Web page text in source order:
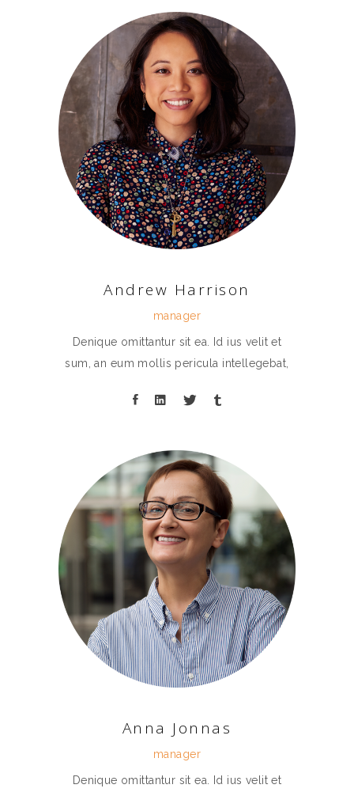
Andrew Harrison
manager
Denique omittantur sit ea. Id ius velit et
sum, an eum mollis pericula intellegebat,
Anna Jonnas
manager
Denique omittantur sit ea. Id ius velit et